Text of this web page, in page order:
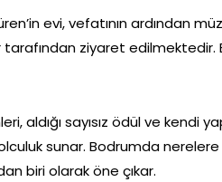
evi, vefatının ardından
tarafından ziyaret
aldığı sayısız ödül ve kendi
sunar. Bodrumda
biri olarak öne çıkar.